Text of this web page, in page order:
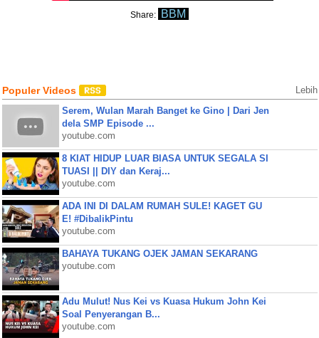
Share: BBM
Populer Videos Lebih
Serem, Wulan Marah Banget ke Gino | Dari Jen
dela SMP Episode ...
youtube.com
8 KIAT HIDUP LUAR BIASA UNTUK SEGALA SI
TUASI || DIY dan Keraj...
youtube.com
ADA INI DI DALAM RUMAH SULE! KAGET GU
E! #DibalikPintu
youtube.com
BAHAYA TUKANG OJEK JAMAN SEKARANG
youtube.com
Adu Mulut! Nus Kei vs Kuasa Hukum John Kei
Soal Penyerangan B...
youtube.com